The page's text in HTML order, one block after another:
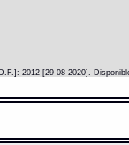
2012 [29-08-2020].